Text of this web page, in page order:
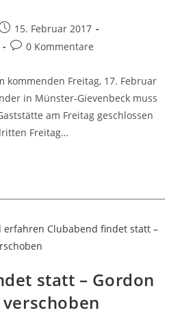
veröffentlicht:
15. Februar 2017
Beitrags-
0 Kommentare
kommenden Freitag, 17. Februar
in Münster-Gievenbeck muss
am Freitag geschlossen
Freitag…
statt – Gordon